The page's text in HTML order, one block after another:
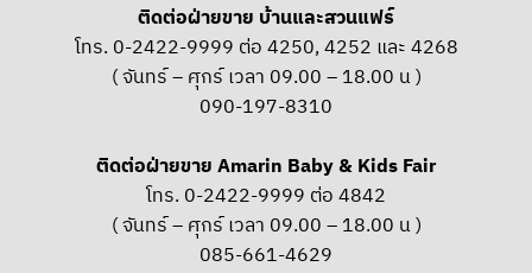
ติดต่อฝ่ายขาย บ้านและสวนแฟร์
โทร. 0-2422-9999 ต่อ 4250, 4252 และ 4268
( จันทร์ – ศุกร์ เวลา 09.00 – 18.00 น )
090-197-8310
ติดต่อฝ่ายขาย Amarin Baby & Kids Fair
โทร. 0-2422-9999 ต่อ 4842
( จันทร์ – ศุกร์ เวลา 09.00 – 18.00 น )
085-661-4629